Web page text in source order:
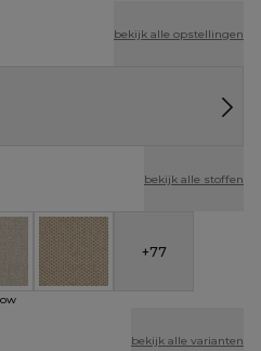
bekijk alle opstellingen
bekijk alle stoffen
- Lopi Snow
- Althea Off White
Cosytica - Althea Chalk
All Weather Cosytica - Althea
+77
bekijk alle varianten